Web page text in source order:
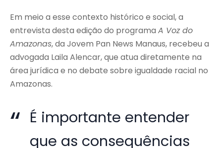
Em meio a esse contexto histórico e social, a
entrevista desta edição do programa A Voz do
Amazonas, da Jovem Pan News Manaus, recebeu a
advogada Laila Alencar, que atua diretamente na
área jurídica e no debate sobre igualdade racial no
Amazonas.
É importante entender
que as consequências